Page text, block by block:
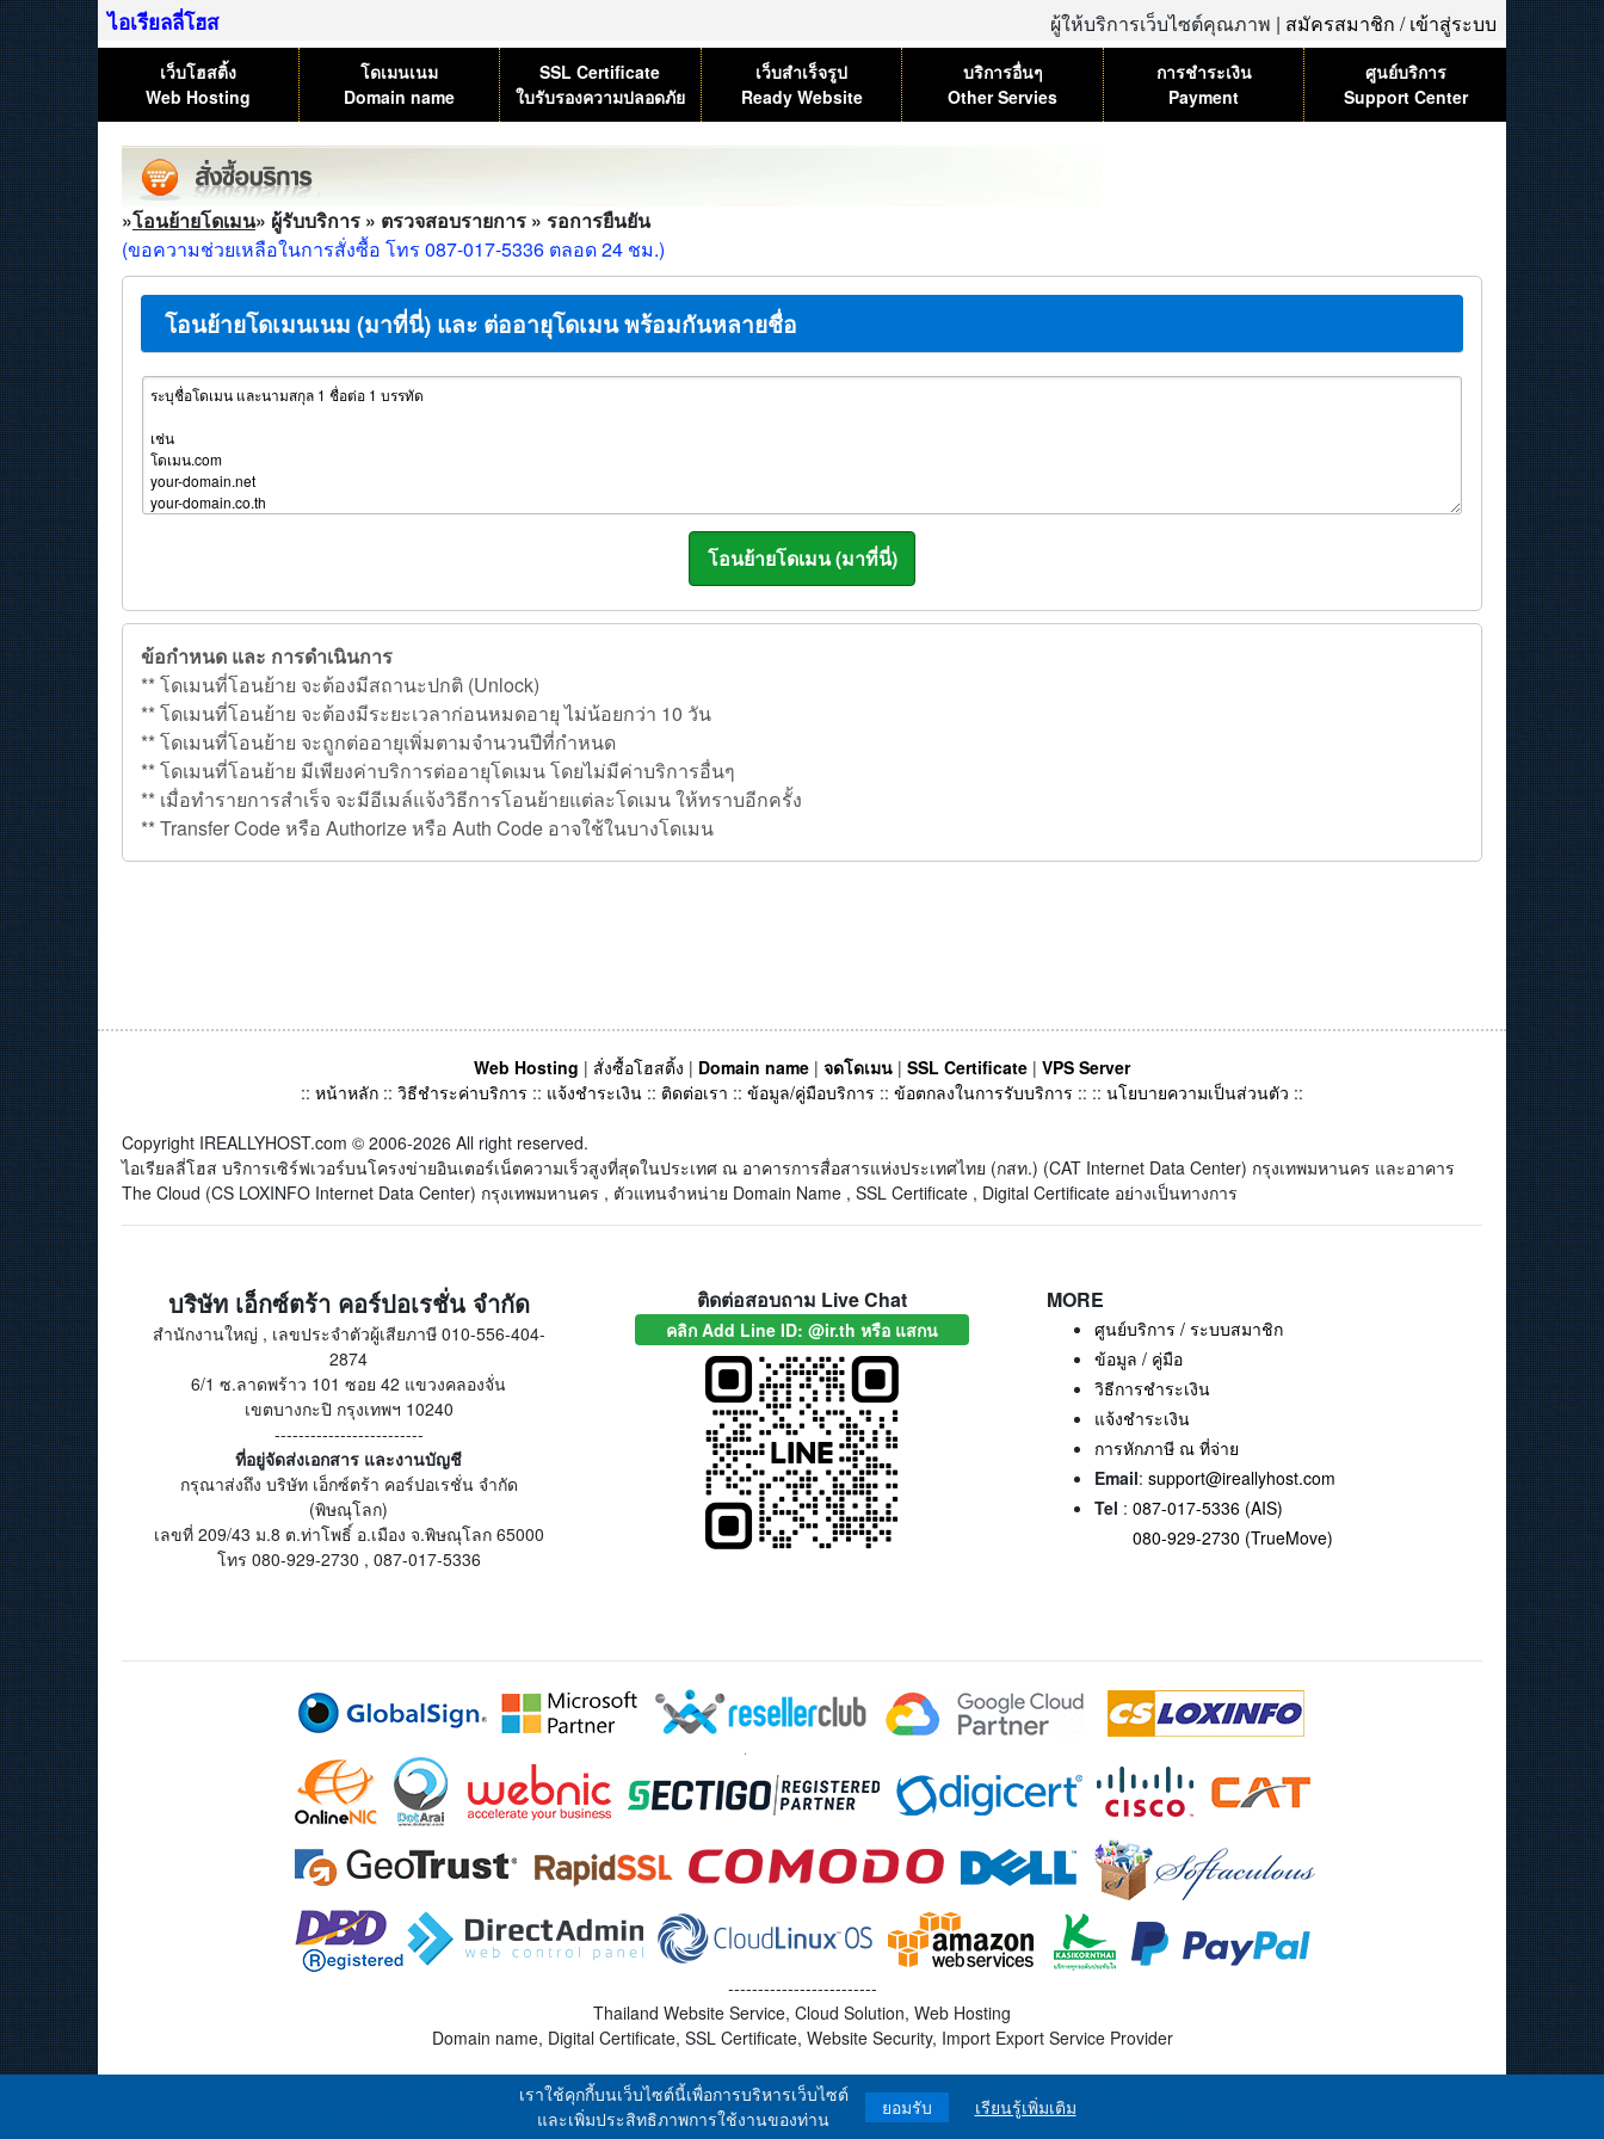
ผู้ให้บริการเว็บไซต์คุณภาพ | สมัครสมาชิก /เข้าสู่ระบบ
ไอเรียลลี่โฮส
เว็บโฮสติ้ง
Web Hosting
โดเมนเนม
Domain name
SSL Certificate
ใบรับรองความปลอดภัย
เว็บสำเร็จรูป
Ready Website
บริการอื่นๆ
Other Servies
การชำระเงิน
Payment
ศูนย์บริการ
Support Center
»โอนย้ายโดเมน» ผู้รับบริการ » ตรวจสอบรายการ » รอการยืนยัน
(ขอความช่วยเหลือในการสั่งซื้อ โทร 087-017-5336 ตลอด 24 ชม.)
โอนย้ายโดเมนเนม (มาที่นี่) และ ต่ออายุโดเมน พร้อมกันหลายชื่อ
ข้อกำหนด และ การดำเนินการ
** โดเมนที่โอนย้าย จะต้องมีสถานะปกติ (Unlock)
** โดเมนที่โอนย้าย จะต้องมีระยะเวลาก่อนหมดอายุ ไม่น้อยกว่า 10 วัน
** โดเมนที่โอนย้าย จะถูกต่ออายุเพิ่มตามจำนวนปีที่กำหนด
** โดเมนที่โอนย้าย มีเพียงค่าบริการต่ออายุโดเมน โดยไม่มีค่าบริการอื่นๆ
** เมื่อทำรายการสำเร็จ จะมีอีเมล์แจ้งวิธีการโอนย้ายแต่ละโดเมน ให้ทราบอีกครั้ง
** Transfer Code หรือ Authorize หรือ Auth Code อาจใช้ในบางโดเมน
Web Hosting | สั่งซื้อโฮสติ้ง | Domain name | จดโดเมน | SSL Certificate | VPS Server
:: หน้าหลัก :: วิธีชำระค่าบริการ :: แจ้งชำระเงิน :: ติดต่อเรา :: ข้อมูล/คู่มือบริการ :: ข้อตกลงในการรับบริการ :: :: นโยบายความเป็นส่วนตัว ::
Copyright IREALLYHOST.com © 2006-2026 All right reserved.
ไอเรียลลี่โฮส บริการเซิร์ฟเวอร์บนโครงข่ายอินเตอร์เน็ตความเร็วสูงที่สุดในประเทศ ณ อาคารการสื่อสารแห่งประเทศไทย (กสท.) (CAT Internet Data Center) กรุงเทพมหานคร และอาคาร
The Cloud (CS LOXINFO Internet Data Center) กรุงเทพมหานคร , ตัวแทนจำหน่าย Domain Name , SSL Certificate , Digital Certificate อย่างเป็นทางการ
บริษัท เอ็กซ์ตร้า คอร์ปอเรชั่น จำกัด
สำนักงานใหญ่ , เลขประจำตัวผู้เสียภาษี 010-556-404-
2874
6/1 ซ.ลาดพร้าว 101 ซอย 42 แขวงคลองจั่น
เขตบางกะปิ กรุงเทพฯ 10240
-------------------------
ที่อยู่จัดส่งเอกสาร และงานบัญชี
กรุณาส่งถึง บริษัท เอ็กซ์ตร้า คอร์ปอเรชั่น จำกัด
(พิษณุโลก)
เลขที่ 209/43 ม.8 ต.ท่าโพธิ์ อ.เมือง จ.พิษณุโลก 65000
โทร 080-929-2730 , 087-017-5336
ติดต่อสอบถาม Live Chat
คลิก Add Line ID: @ir.th หรือ แสกน
MORE
ศูนย์บริการ / ระบบสมาชิก
ข้อมูล / คู่มือ
วิธีการชำระเงิน
แจ้งชำระเงิน
การหักภาษี ณ ที่จ่าย
Email: support@ireallyhost.com
Tel : 087-017-5336 (AIS)
080-929-2730 (TrueMove)
-------------------------
Thailand Website Service, Cloud Solution, Web Hosting
Domain name, Digital Certificate, SSL Certificate, Website Security, Import Export Service Provider
เราใช้คุกกี้บนเว็บไซต์นี้เพื่อการบริหารเว็บไซต์
และเพิ่มประสิทธิภาพการใช้งานของท่าน
ยอมรับ เรียนรู้เพิ่มเติม